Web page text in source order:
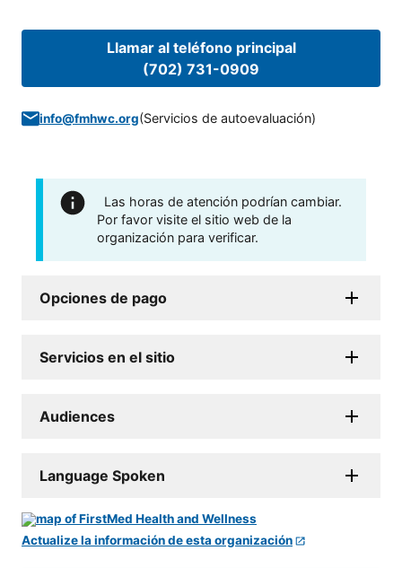
Llamar al teléfono principal
(702) 731-0909
info@fmhwc.org(Servicios de autoevaluación)
Las horas de atención podrían cambiar.
Por favor visite el sitio web de la
organización para verificar.
Opciones de pago
Servicios en el sitio
Audiences
Language Spoken
Actualize la información de esta organización